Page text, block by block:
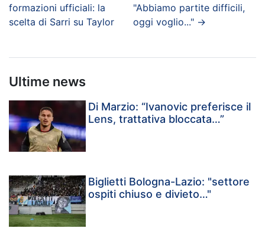
formazioni ufficiali: la
scelta di Sarri su Taylor
"Abbiamo partite difficili,
oggi voglio..." →
Ultime news
Di Marzio: “Ivanovic preferisce il
Lens, trattativa bloccata…”
Biglietti Bologna-Lazio: "settore
ospiti chiuso e divieto…"